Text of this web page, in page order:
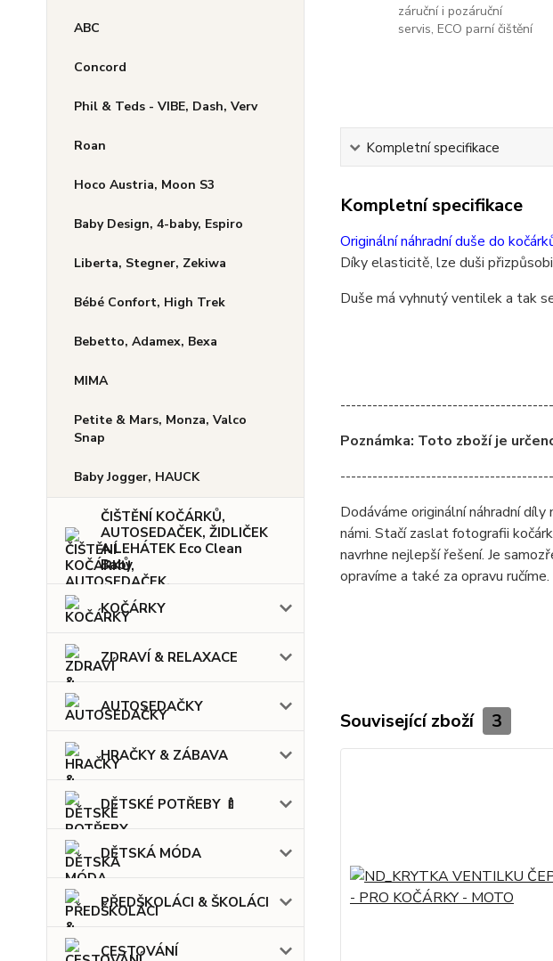
ABC
Concord
Phil & Teds - VIBE, Dash, Verv
Roan
Hoco Austria, Moon S3
Baby Design, 4-baby, Espiro
Liberta, Stegner, Zekiwa
Bébé Confort, High Trek
Bebetto, Adamex, Bexa
MIMA
Petite & Mars, Monza, Valco
Snap
Baby Jogger, HAUCK
ČIŠTĚNÍ KOČÁRKŮ,
AUTOSEDAČEK, ŽIDLIČEK
A LEHÁTEK Eco Clean
Baby
KOČÁRKY
ZDRAVÍ & RELAXACE
AUTOSEDAČKY
HRAČKY & ZÁBAVA
DĚTSKÉ POTŘEBY 🍼
DĚTSKÁ MÓDA
PŘEDŠKOLÁCI & ŠKOLÁCI
CESTOVÁNÍ
záruční i pozáruční
servis, ECO parní čištění
Kompletní specifikace
Kompletní specifikace
Originální náhradní duše do
Díky elasticitě, lze duši
Duše má vyhnutý ventilek a tak
Poznámka: Toto zboží je
Dodáváme originální náhradní
námi. Stačí zaslat fotografii
navrhne nejlepší řešení. Je
opravíme a také za opravu
Související zboží 3